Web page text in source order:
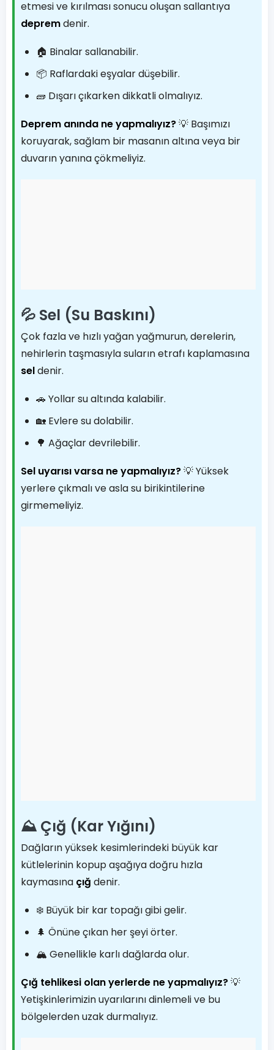
etmesi ve kırılması sonucu oluşan sallantıya
depremdenir.
🏠 Binalar sallanabilir.
📦 Raflardaki eşyalar düşebilir.
🧱 Dışarı çıkarken dikkatli olmalıyız.
Deprem anında ne yapmalıyız?💡 Başımızı
koruyarak, sağlam bir masanın altına veya bir
duvarın yanına çökmeliyiz.
💦 Sel (Su Baskını)
Çok fazla ve hızlı yağan yağmurun, derelerin,
nehirlerin taşmasıyla suların etrafı kaplamasına
seldenir.
🚗 Yollar su altında kalabilir.
🏡 Evlere su dolabilir.
🌳 Ağaçlar devrilebilir.
Sel uyarısı varsa ne yapmalıyız?💡 Yüksek
yerlere çıkmalı ve asla su birikintilerine
girmemeliyiz.
⛰️ Çığ (Kar Yığını)
Dağların yüksek kesimlerindeki büyük kar
kütlelerinin kopup aşağıya doğru hızla
kaymasına çığ denir.
❄️ Büyük bir kar topağı gibi gelir.
🌲 Önüne çıkan her şeyi örter.
🏔️ Genellikle karlı dağlarda olur.
Çığ tehlikesi olan yerlerde ne yapmalıyız?💡
Yetişkinlerimizin uyarılarını dinlemeli ve bu
bölgelerden uzak durmalıyız.